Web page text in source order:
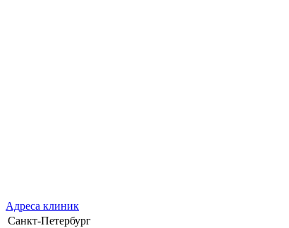
Адреса клиник
Санкт-Петербург